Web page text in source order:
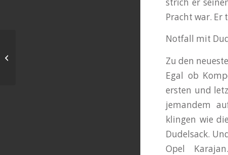
Pracht war.
Notfall mit
Zu den
Egal ob
ersten und
jemandem
klingen wie
Dudelsack.
Opel